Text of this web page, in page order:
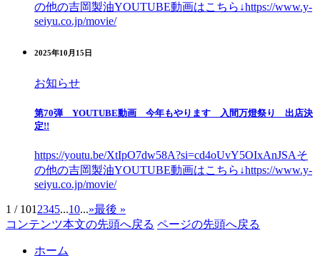
の他の吉岡製油YOUTUBE動画はこちら↓https://www.y-
seiyu.co.jp/movie/
2025年10月15日
お知らせ
第70弾 YOUTUBE動画 今年もやります 入間万燈祭り 出店決
定!!
https://youtu.be/XtIpO7dw58A?si=cd4oUvY5OIxAnJSAそ
の他の吉岡製油YOUTUBE動画はこちら↓https://www.y-
seiyu.co.jp/movie/
1 / 101 2345...10...»最後 »
コンテンツ本文の先頭へ戻る ページの先頭へ戻る
ホーム